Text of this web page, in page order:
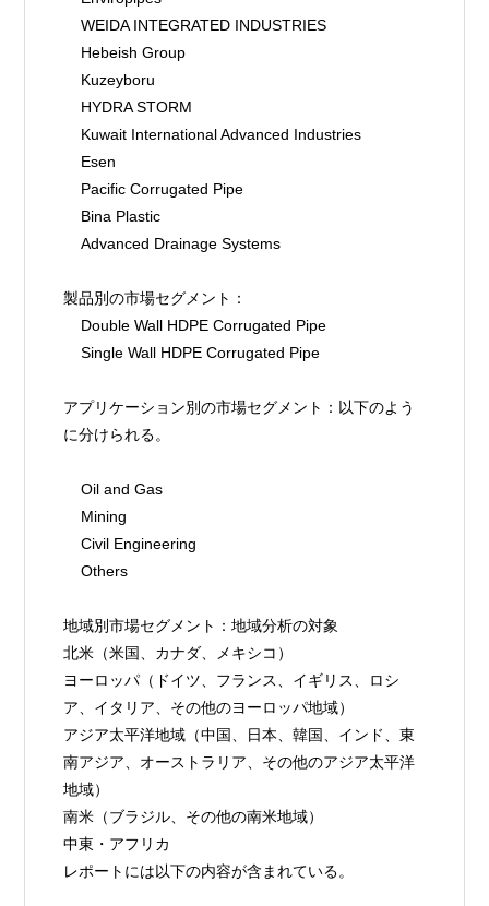
    WEIDA INTEGRATED INDUSTRIES
    Hebeish Group
    Kuzeyboru
    HYDRA STORM
    Kuwait International Advanced Industries
    Esen
    Pacific Corrugated Pipe
    Bina Plastic
    Advanced Drainage Systems
製品別の市場セグメント：
    Double Wall HDPE Corrugated Pipe
    Single Wall HDPE Corrugated Pipe
アプリケーション別の市場セグメント：以下のよう
に分けられる。
    Oil and Gas
    Mining
    Civil Engineering
    Others
地域別市場セグメント：地域分析の対象
北米（米国、カナダ、メキシコ）
ヨーロッパ（ドイツ、フランス、イギリス、ロシ
ア、イタリア、その他のヨーロッパ地域）
アジア太平洋地域（中国、日本、韓国、インド、東
南アジア、オーストラリア、その他のアジア太平洋
地域）
南米（ブラジル、その他の南米地域）
中東・アフリカ
レポートには以下の内容が含まれている。